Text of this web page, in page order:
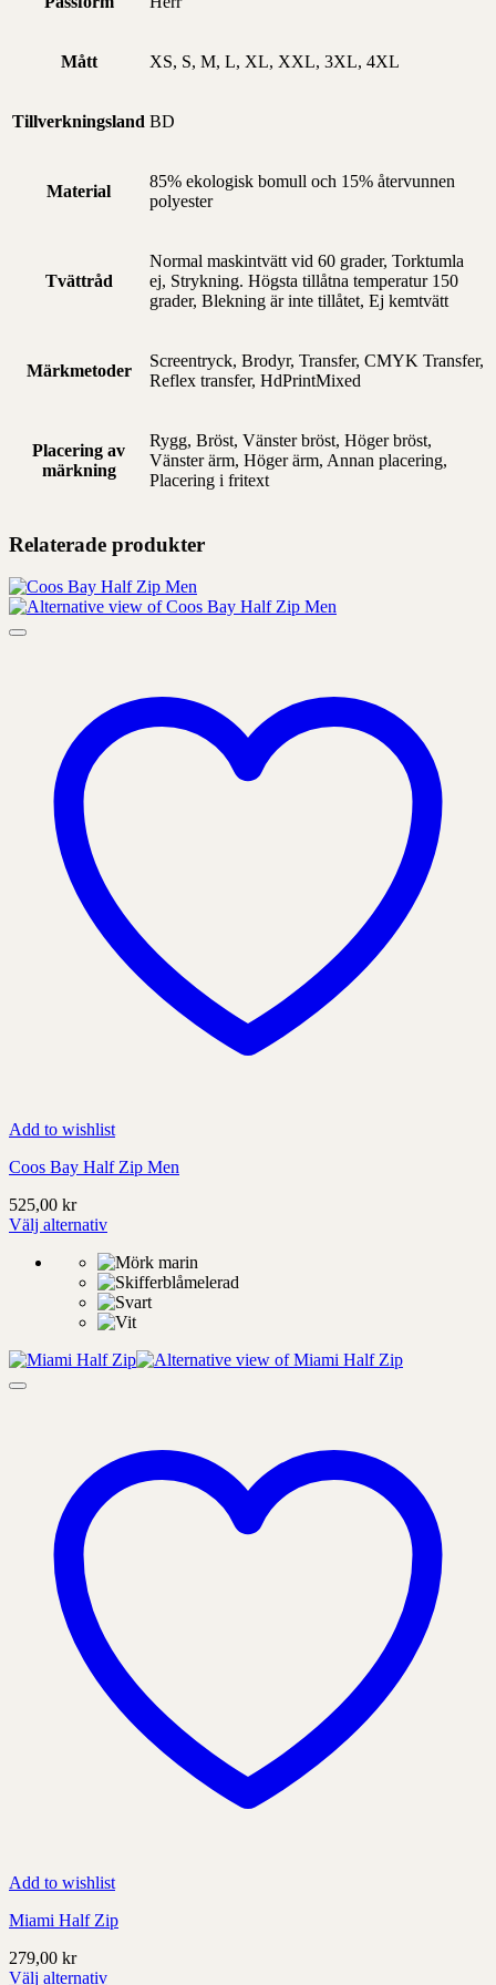
Mått XS, S, M, L, XL, XXL, 3XL, 4XL
Tillverkningsland BD
Material
85% ekologisk bomull och 15% återvunnen
polyester
Tvättråd
Normal maskintvätt vid 60 grader, Torktumla
ej, Strykning. Högsta tillåtna temperatur 150
grader, Blekning är inte tillåtet, Ej kemtvätt
Märkmetoder
Screentryck, Brodyr, Transfer, CMYK Transfer,
Reflex transfer, HdPrintMixed
Placering av
märkning
Rygg, Bröst, Vänster bröst, Höger bröst,
Vänster ärm, Höger ärm, Annan placering,
Placering i fritext
Relaterade produkter
Add to wishlist
Coos Bay Half Zip Men
525,00 kr
Välj alternativ
produkt
väljas
på
Add to wishlist
Miami Half Zip
279,00 kr
Välj alternativ